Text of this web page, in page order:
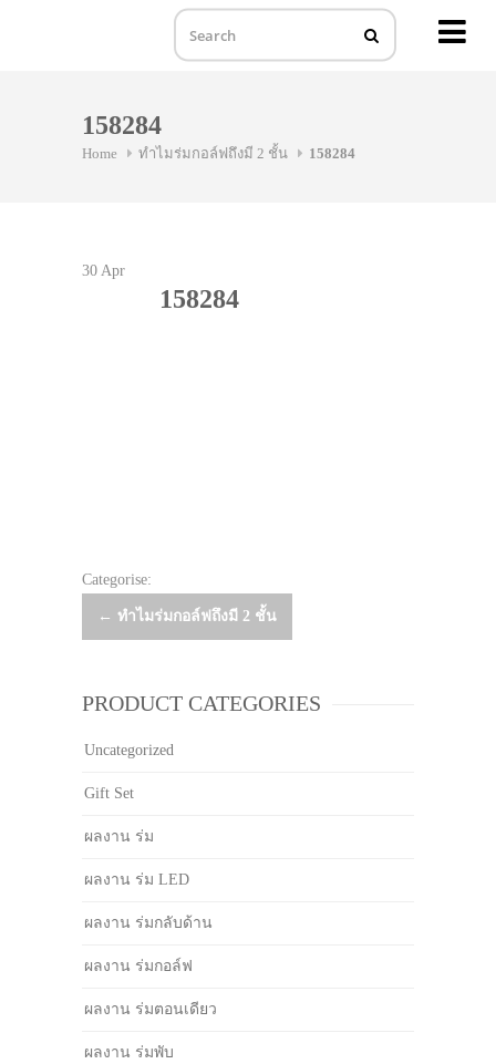
158284
Home ทำไมร่มกอล์ฟถึงมี 2 ชั้น 158284
30 Apr
158284
Categorise:
Post
← ทำไมร่มกอล์ฟถึงมี 2 ชั้น
PRODUCT CATEGORIES
Uncategorized
Gift Set
ผลงาน ร่ม
ผลงาน ร่ม LED
ผลงาน ร่มกลับด้าน
ผลงาน ร่มกอล์ฟ
ผลงาน ร่มตอนเดียว
ผลงาน ร่มพับ